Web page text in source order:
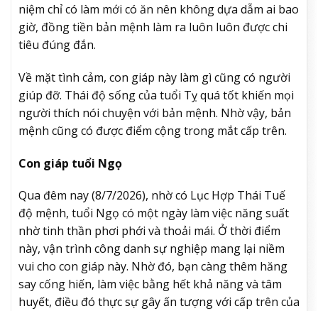
niệm chỉ có làm mới có ăn nên không dựa dẫm ai bao
giờ, đồng tiền bản mệnh làm ra luôn luôn được chi
tiêu đúng đắn.
Về mặt tình cảm, con giáp này làm gì cũng có người
giúp đỡ. Thái độ sống của tuổi Tỵ quá tốt khiến mọi
người thích nói chuyện với bản mệnh. Nhờ vậy, bản
mệnh cũng có được điểm cộng trong mắt cấp trên.
Con giáp tuổi Ngọ
Qua đêm nay (8/7/2026), nhờ có Lục Hợp Thái Tuế
độ mệnh, tuổi Ngọ có một ngày làm việc năng suất
nhờ tinh thần phơi phới và thoải mái. Ở thời điểm
này, vận trình công danh sự nghiệp mang lại niềm
vui cho con giáp này. Nhờ đó, bạn càng thêm hăng
say cống hiến, làm việc bằng hết khả năng và tâm
huyết, điều đó thực sự gây ấn tượng với cấp trên của